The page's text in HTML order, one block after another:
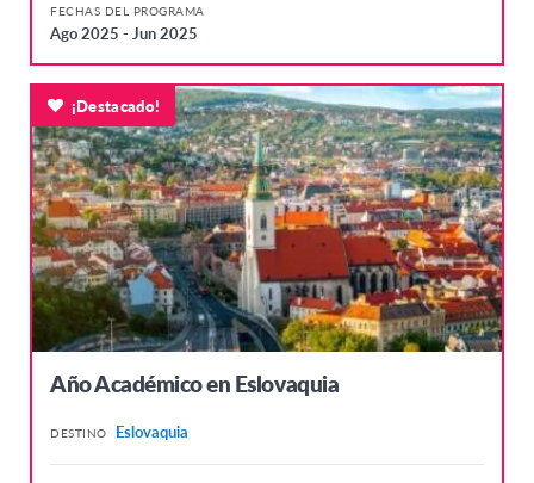
FECHAS DEL PROGRAMA
Ago 2025 - Jun 2025
Año Académico en Eslovaquia
DESTINO Eslovaquia
¡Destacado!